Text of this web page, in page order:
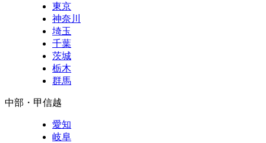
東京
神奈川
埼玉
千葉
茨城
栃木
群馬
中部・甲信越
愛知
岐阜